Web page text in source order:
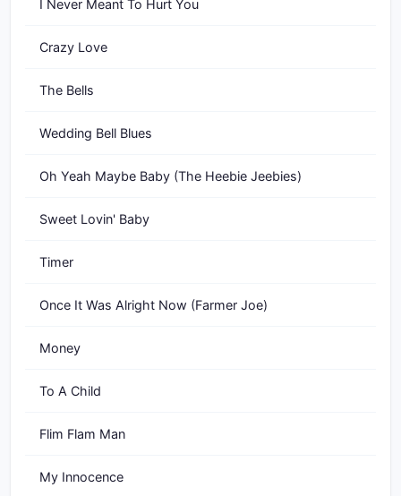
I Never Meant To Hurt You
Crazy Love
The Bells
Wedding Bell Blues
Oh Yeah Maybe Baby (The Heebie Jeebies)
Sweet Lovin' Baby
Timer
Once It Was Alright Now (Farmer Joe)
Money
To A Child
Flim Flam Man
My Innocence